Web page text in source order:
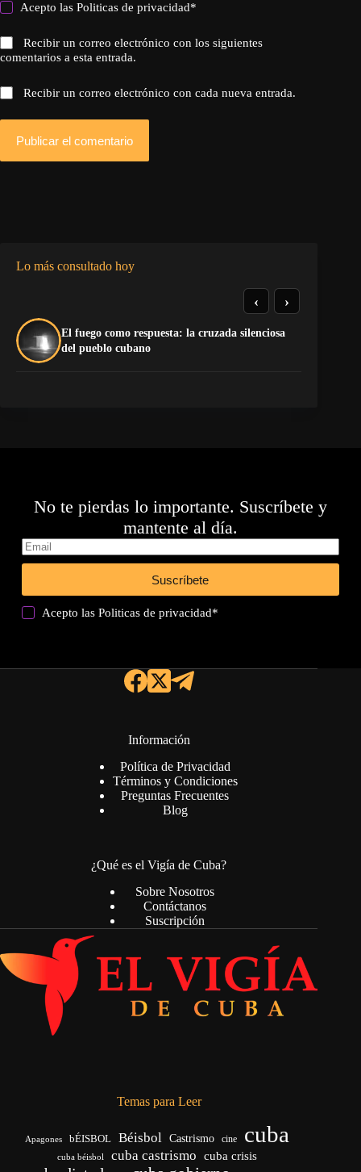
Acepto lasPoliticas de privacidad*
Recibir un correo electrónico con los siguientes
comentarios a esta entrada.
Recibir un correo electrónico con cada nueva entrada.
Publicar el comentario
Lo más consultado hoy
El fuego como respuesta: la cruzada silenciosa
del pueblo cubano
‹ ›
No te pierdas lo importante. Suscríbete y
mantente al día.
Suscríbete
Acepto lasPoliticas de privacidad*
Información
Política de Privacidad
Términos y Condiciones
Preguntas Frecuentes
Blog
¿Qué es el Vigía de Cuba?
Sobre Nosotros
Contáctanos
Suscripción
Temas para Leer
Apagones bÉISBOL Béisbol Castrismo cine cuba
cuba béisbol cuba castrismo cuba crisis